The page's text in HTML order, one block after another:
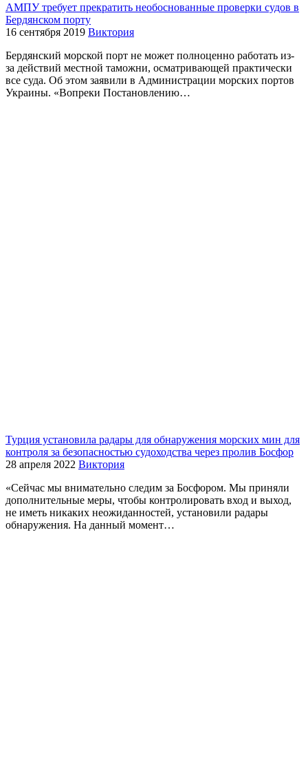
АМПУ требует прекратить необоснованные проверки судов в
Бердянском порту
16 сентября 2019 Виктория
Бердянский морской порт не может полноценно работать из-
за действий местной таможни, осматривающей практически
все суда. Об этом заявили в Администрации морских портов
Украины. «Вопреки Постановлению…
Турция установила радары для обнаружения морских мин для
контроля за безопасностью судоходства через пролив Босфор
28 апреля 2022 Виктория
«Сейчас мы внимательно следим за Босфором. Мы приняли
дополнительные меры, чтобы контролировать вход и выход,
не иметь никаких неожиданностей, установили радары
обнаружения. На данный момент…